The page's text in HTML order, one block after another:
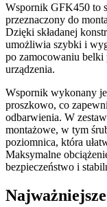
Wspornik GFK450 to
przeznaczony do
Dzięki składanej
umożliwia szybki i
po zamocowaniu belki
urządzenia.
Wspornik wykonany
proszkowo, co
odbarwienia. W
montażowe, w tym
poziomnica, która
Maksymalne
bezpieczeństwo i